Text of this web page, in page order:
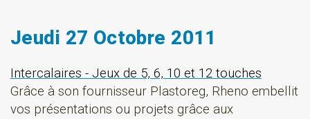
Jeudi 27 Octobre 2011
Intercalaires - Jeux de 5, 6, 10 et 12 touches
Grâce à son fournisseur Plastoreg, Rheno embellit
vos présentations ou projets grâce aux